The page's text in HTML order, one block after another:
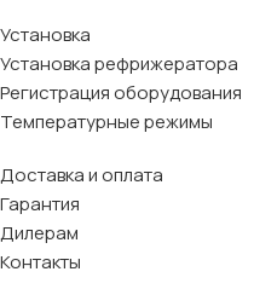
Установка
Установка рефрижератора
Регистрация оборудования
Температурные режимы
Доставка и оплата
Гарантия
Дилерам
Контакты